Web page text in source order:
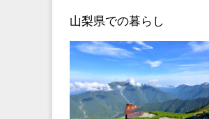
山梨県での暮らし